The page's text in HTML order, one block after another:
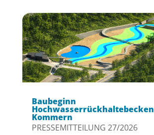
Baubeginn
Hochwasserrückhaltebecken
Kommern
PRESSEMITTEILUNG 27/2026